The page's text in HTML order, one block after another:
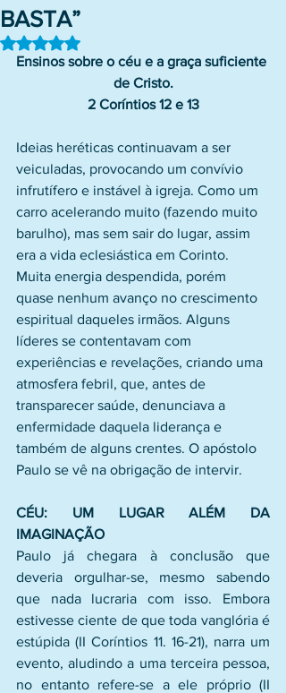
BASTA”
Avaliado com NaN de 5 estrelas.
Ensinos sobre o céu e a graça suficiente
de Cristo.
2 Coríntios 12 e 13
Ideias heréticas continuavam a ser
veiculadas, provocando um convívio
infrutífero e instável à igreja. Como um
carro acelerando muito (fazendo muito
barulho), mas sem sair do lugar, assim
era a vida eclesiástica em Corinto.
Muita energia despendida, porém
quase nenhum avanço no crescimento
espiritual daqueles irmãos. Alguns
líderes se contentavam com
experiências e revelações, criando uma
atmosfera febril, que, antes de
transparecer saúde, denunciava a
enfermidade daquela liderança e
também de alguns crentes. O apóstolo
Paulo se vê na obrigação de intervir.
CÉU: UM LUGAR ALÉM DA
IMAGINAÇÃO
Paulo já chegara à conclusão que
deveria orgulhar-se, mesmo sabendo
que nada lucraria com isso. Embora
estivesse ciente de que toda vanglória é
estúpida (II Coríntios 11. 16-21), narra um
evento, aludindo a uma terceira pessoa,
no entanto refere-se a ele próprio (II